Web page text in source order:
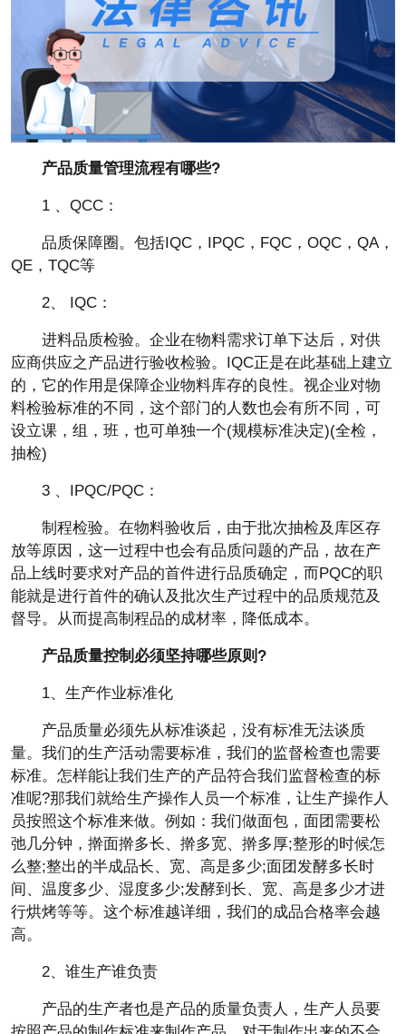
产品质量管理流程有哪些?
1 、QCC：
品质保障圈。包括IQC，IPQC，FQC，OQC，QA，
QE，TQC等
2、 IQC：
进料品质检验。企业在物料需求订单下达后，对供
应商供应之产品进行验收检验。IQC正是在此基础上建立
的，它的作用是保障企业物料库存的良性。视企业对物
料检验标准的不同，这个部门的人数也会有所不同，可
设立课，组，班，也可单独一个(规模标准决定)(全检，
抽检)
3 、IPQC/PQC：
制程检验。在物料验收后，由于批次抽检及库区存
放等原因，这一过程中也会有品质问题的产品，故在产
品上线时要求对产品的首件进行品质确定，而PQC的职
能就是进行首件的确认及批次生产过程中的品质规范及
督导。从而提高制程品的成材率，降低成本。
产品质量控制必须坚持哪些原则?
1、生产作业标准化
产品质量必须先从标准谈起，没有标准无法谈质
量。我们的生产活动需要标准，我们的监督检查也需要
标准。怎样能让我们生产的产品符合我们监督检查的标
准呢?那我们就给生产操作人员一个标准，让生产操作人
员按照这个标准来做。例如：我们做面包，面团需要松
弛几分钟，擀面擀多长、擀多宽、擀多厚;整形的时候怎
么整;整出的半成品长、宽、高是多少;面团发酵多长时
间、温度多少、湿度多少;发酵到长、宽、高是多少才进
行烘烤等等。这个标准越详细，我们的成品合格率会越
高。
2、谁生产谁负责
产品的生产者也是产品的质量负责人，生产人员要